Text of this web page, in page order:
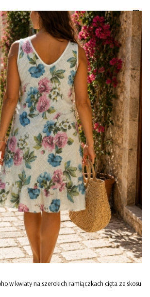
w kwiaty na szerokich ramiączkach cięta ze skosu